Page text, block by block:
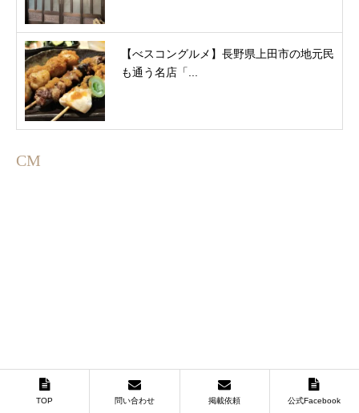
【べスコングルメ】長野県上田市の地元民
も通う名店「...
CM
TOP 問い合わせ 掲載依頼 公式Facebook